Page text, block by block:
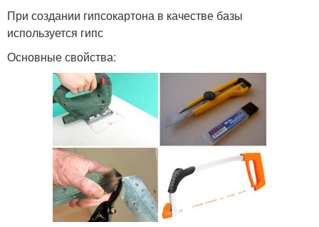
При создании гипсокартона в качестве базы
используется гипс
Основные свойства: